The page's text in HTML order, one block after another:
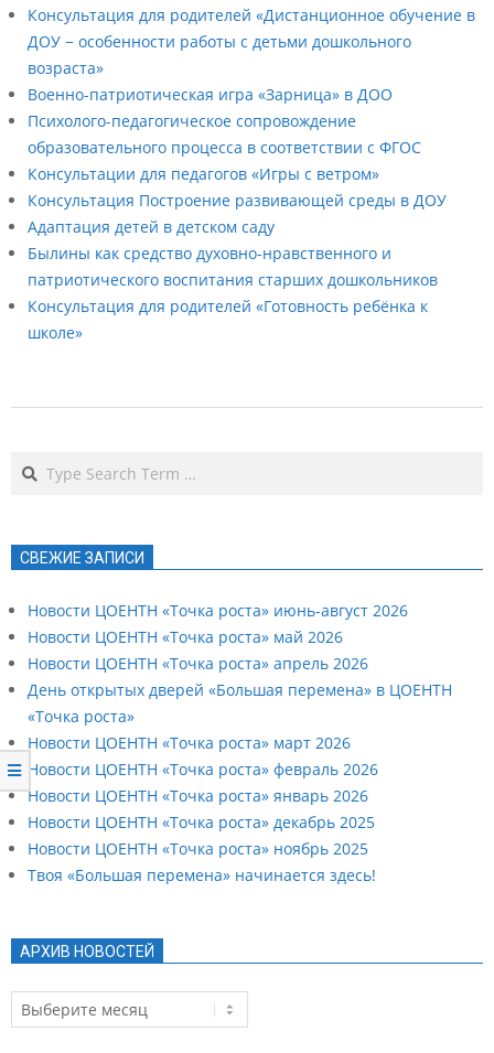
Консультация для родителей «Дистанционное обучение в
ДОУ − особенности работы с детьми дошкольного
возраста»
Военно-патриотическая игра «Зарница» в ДОО
Психолого-педагогическое сопровождение
образовательного процесса в соответствии с ФГОС
Консультации для педагогов «Игры с ветром»
Консультация Построение развивающей среды в ДОУ
Адаптация детей в детском саду
Былины как средство духовно-нравственного и
патриотического воспитания старших дошкольников
Консультация для родителей «Готовность ребёнка к
школе»
31
Search
СВЕЖИЕ ЗАПИСИ
Новости ЦОЕНТН «Точка роста» июнь-август 2026
Новости ЦОЕНТН «Точка роста» май 2026
Новости ЦОЕНТН «Точка роста» апрель 2026
День открытых дверей «Большая перемена» в ЦОЕНТН
«Точка роста»
Новости ЦОЕНТН «Точка роста» март 2026
Новости ЦОЕНТН «Точка роста» февраль 2026
Новости ЦОЕНТН «Точка роста» январь 2026
Новости ЦОЕНТН «Точка роста» декабрь 2025
Новости ЦОЕНТН «Точка роста» ноябрь 2025
Твоя «Большая перемена» начинается здесь!
АРХИВ НОВОСТЕЙ
Архив
новостей